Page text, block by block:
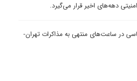
دهه‌های اخیر قرار می‌گیرد.
در ساعت‌های منتهی به مذاکرات تهران-